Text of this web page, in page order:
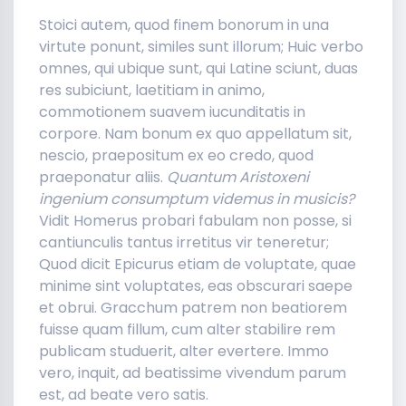
Stoici autem, quod finem bonorum in una
virtute ponunt, similes sunt illorum; Huic verbo
omnes, qui ubique sunt, qui Latine sciunt, duas
res subiciunt, laetitiam in animo,
commotionem suavem iucunditatis in
corpore. Nam bonum ex quo appellatum sit,
nescio, praepositum ex eo credo, quod
praeponatur aliis. Quantum Aristoxeni
ingenium consumptum videmus in musicis?
Vidit Homerus probari fabulam non posse, si
cantiunculis tantus irretitus vir teneretur;
Quod dicit Epicurus etiam de voluptate, quae
minime sint voluptates, eas obscurari saepe
et obrui. Gracchum patrem non beatiorem
fuisse quam fillum, cum alter stabilire rem
publicam studuerit, alter evertere. Immo
vero, inquit, ad beatissime vivendum parum
est, ad beate vero satis.